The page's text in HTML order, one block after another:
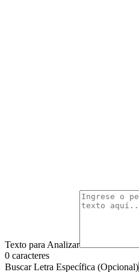
Texto para Analizar
0 caracteres
Buscar Letra Específica (Opcional)